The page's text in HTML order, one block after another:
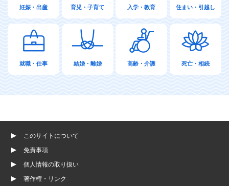
妊娠・出産 育児・子育て 入学・教育 住まい・引越し
就職・仕事 結婚・離婚 高齢・介護 死亡・相続
このサイトについて
免責事項
個人情報の取り扱い
著作権・リンク